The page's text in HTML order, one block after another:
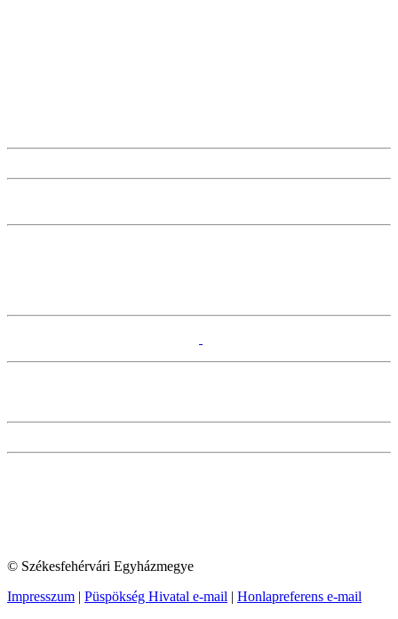
© Székesfehérvári Egyházmegye
Impresszum | Püspökség Hivatal e-mail | Honlapreferens e-mail